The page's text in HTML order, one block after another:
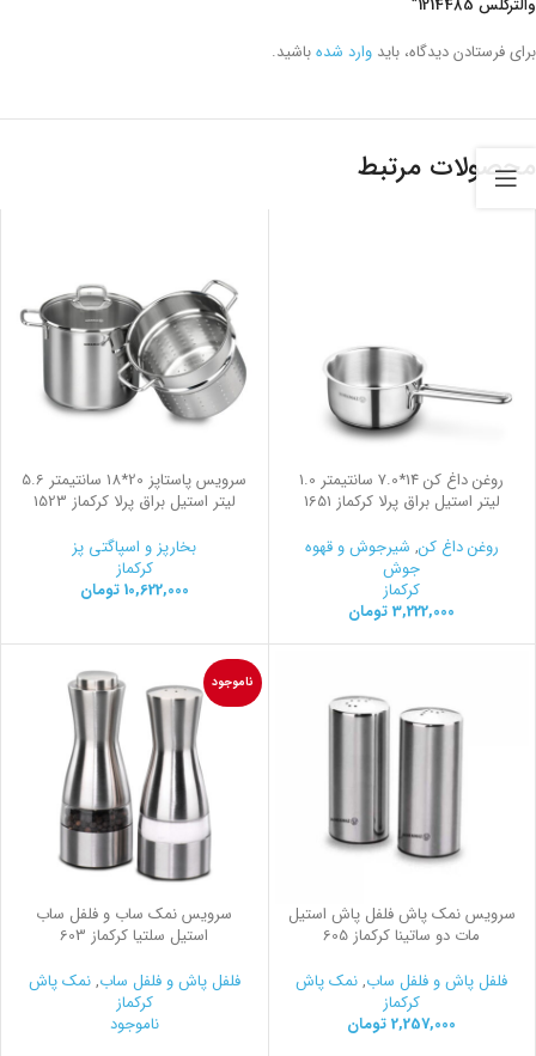
والترگلس 1214485”
برای فرستادن دیدگاه، باید وارد شدهباشید.
محصولات مرتبط
روغن داغ کن 14*7.0 سانتیمتر 1.0
لیتر استیل براق پرلا کرکماز 1651
روغن داغ کن, شیرجوش و قهوه
جوش
کرکماز
3,222,000 تومان
سرویس پاستاپز 20*18 سانتیمتر 5.6
لیتر استیل براق پرلا کرکماز 1523
بخارپز و اسپاگتی پز
کرکماز
10,622,000 تومان
سرویس نمک پاش فلفل پاش استیل
مات دو ساتینا کرکماز 605
فلفل پاش و فلفل ساب,نمک پاش
کرکماز
2,257,000 تومان
ناموجود
سرویس نمک ساب و فلفل ساب
استیل سلتیا کرکماز 603
فلفل پاش و فلفل ساب,نمک پاش
کرکماز
ناموجود